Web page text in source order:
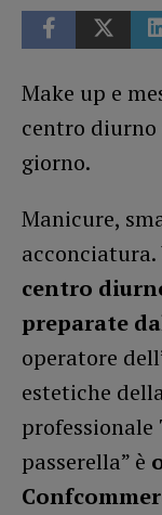
Make up e
centro
giorno.
Manicure,
acconciatura.
centro
preparate
operatore
estetiche
professionale
passerella” è